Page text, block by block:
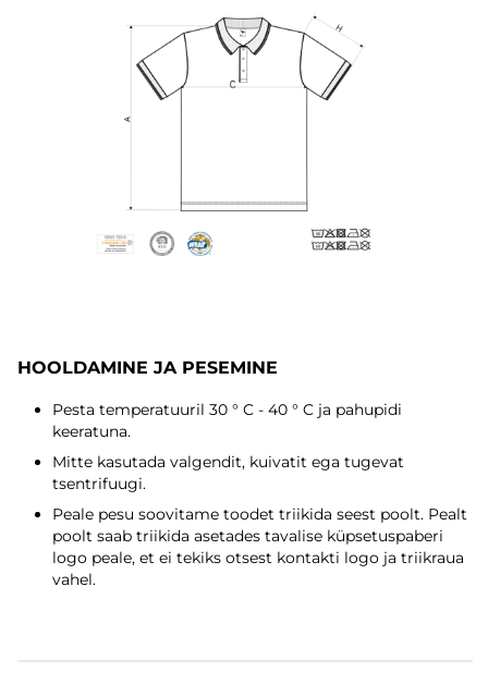
HOOLDAMINE JA PESEMINE
Pesta temperatuuril 30 ° C - 40 ° C ja pahupidi
keeratuna.
Mitte kasutada valgendit, kuivatit ega tugevat
tsentrifuugi.
Peale pesu soovitame toodet triikida seest poolt. Pealt
poolt saab triikida asetades tavalise küpsetuspaberi
logo peale, et ei tekiks otsest kontakti logo ja triikraua
vahel.